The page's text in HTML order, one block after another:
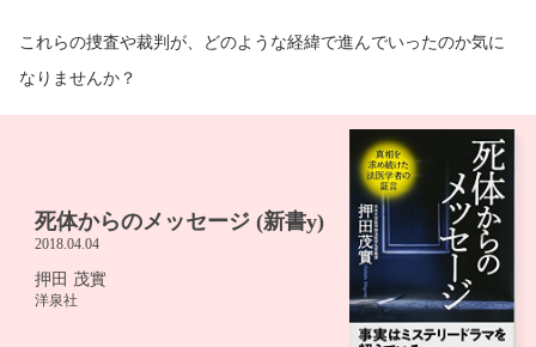
これらの捜査や裁判が、どのような経緯で進んでいったのか気に
なりませんか？